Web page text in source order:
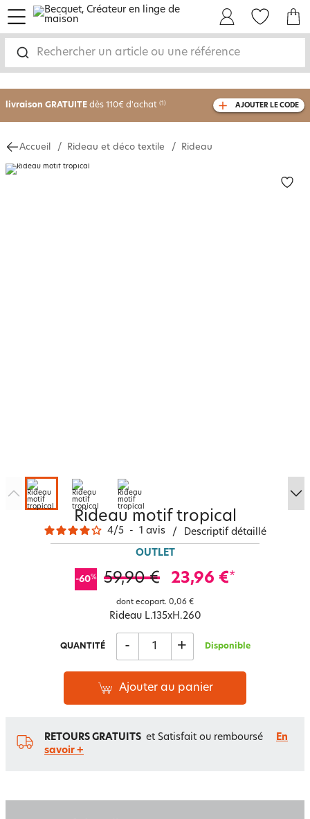
Rechercher un article ou une référence
menu
-30% sur votre commandedès 2 articles
livraison GRATUITE dès 110€ d'achat (1) AJOUTER LE CODE
Accueil Rideau et déco textile Rideau
Rideau motif tropical
4/5 - 1 avis / Descriptif détaillé
OUTLET
-60% 59,90 € 23,96 €*
dont ecopart. 0,06 €
Rideau L.135xH.260
QUANTITÉ - + Disponible
Ajouter au panier
RETOURS GRATUITS et Satisfait ou remboursé
En
savoir +